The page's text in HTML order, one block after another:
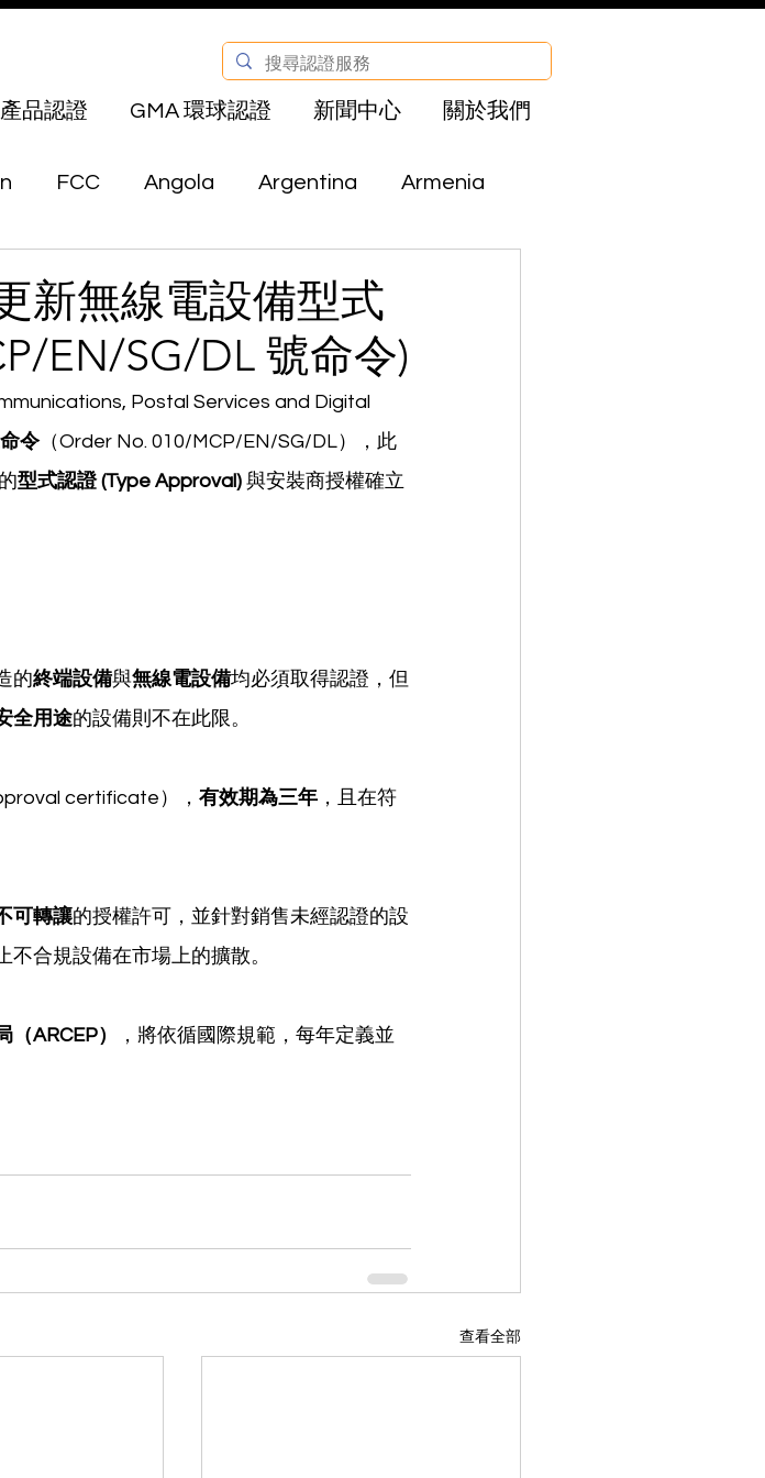
品認證 GMA 環球認證 新聞中心 關於我們
FCC Angola Argentina Armenia
China Colombia ECHA Egypt
India Indonesia Israel Iraq
新無線電設備型式
EN/SG/DL 號命令)
Postal Services and Digital
令（Order No. 010/MCP/EN/SG/DL），此
型式認證 (Type Approval) 與安裝商授權確立
的終端設備與無線電設備均必須取得認證，但
全用途的設備則不在此限。
certificate）， 有效期為三年 ，且在符
可轉讓的授權許可，並針對銷售未經認證的設
合規設備在市場上的擴散。
ARCEP）
，將依循國際規範，每年定義並
查看全部